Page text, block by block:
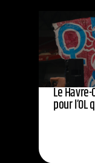
Le
pour l’OL